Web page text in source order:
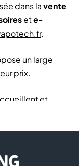
dans lavente
ete-
.
un large
prix.
et
débutant au